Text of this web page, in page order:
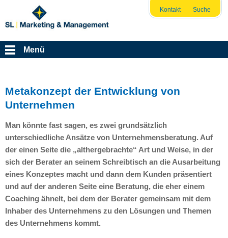
Kontakt Suche
Menü
Metakonzept der Entwicklung von
Unternehmen
Man könnte fast sagen, es zwei grundsätzlich
unterschiedliche Ansätze von Unternehmensberatung. Auf
der einen Seite die „althergebrachte“ Art und Weise, in der
sich der Berater an seinem Schreibtisch an die Ausarbeitung
eines Konzeptes macht und dann dem Kunden präsentiert
und auf der anderen Seite eine Beratung, die eher einem
Coaching ähnelt, bei dem der Berater gemeinsam mit dem
Inhaber des Unternehmens zu den Lösungen und Themen
des Unternehmens kommt.